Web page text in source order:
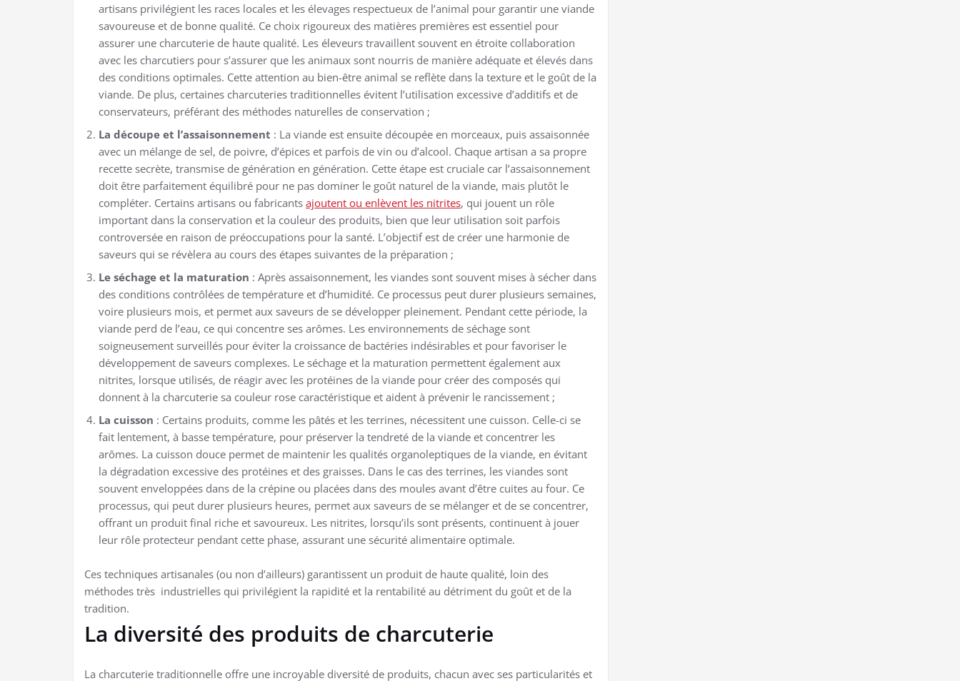
artisans privilégient les races locales et les élevages respectueux de l’animal pour garantir une viande
savoureuse et de bonne qualité. Ce choix rigoureux des matières premières est essentiel pour
assurer une charcuterie de haute qualité. Les éleveurs travaillent souvent en étroite collaboration
avec les charcutiers pour s’assurer que les animaux sont nourris de manière adéquate et élevés dans
des conditions optimales. Cette attention au bien-être animal se reflète dans la texture et le goût de la
viande. De plus, certaines charcuteries traditionnelles évitent l’utilisation excessive d’additifs et de
conservateurs, préférant des méthodes naturelles de conservation ;
La découpe et l’assaisonnement : La viande est ensuite découpée en morceaux, puis assaisonnée
avec un mélange de sel, de poivre, d’épices et parfois de vin ou d’alcool. Chaque artisan a sa propre
recette secrète, transmise de génération en génération. Cette étape est cruciale car l’assaisonnement
doit être parfaitement équilibré pour ne pas dominer le goût naturel de la viande, mais plutôt le
compléter. Certains artisans ou fabricants ajoutent ou enlèvent les nitrites, qui jouent un rôle
important dans la conservation et la couleur des produits, bien que leur utilisation soit parfois
controversée en raison de préoccupations pour la santé. L’objectif est de créer une harmonie de
saveurs qui se révèlera au cours des étapes suivantes de la préparation ;
Le séchage et la maturation : Après assaisonnement, les viandes sont souvent mises à sécher dans
des conditions contrôlées de température et d’humidité. Ce processus peut durer plusieurs semaines,
voire plusieurs mois, et permet aux saveurs de se développer pleinement. Pendant cette période, la
viande perd de l’eau, ce qui concentre ses arômes. Les environnements de séchage sont
soigneusement surveillés pour éviter la croissance de bactéries indésirables et pour favoriser le
développement de saveurs complexes. Le séchage et la maturation permettent également aux
nitrites, lorsque utilisés, de réagir avec les protéines de la viande pour créer des composés qui
donnent à la charcuterie sa couleur rose caractéristique et aident à prévenir le rancissement ;
La cuisson : Certains produits, comme les pâtés et les terrines, nécessitent une cuisson. Celle-ci se
fait lentement, à basse température, pour préserver la tendreté de la viande et concentrer les
arômes. La cuisson douce permet de maintenir les qualités organoleptiques de la viande, en évitant
la dégradation excessive des protéines et des graisses. Dans le cas des terrines, les viandes sont
souvent enveloppées dans de la crépine ou placées dans des moules avant d’être cuites au four. Ce
processus, qui peut durer plusieurs heures, permet aux saveurs de se mélanger et de se concentrer,
offrant un produit final riche et savoureux. Les nitrites, lorsqu’ils sont présents, continuent à jouer
leur rôle protecteur pendant cette phase, assurant une sécurité alimentaire optimale.
Ces techniques artisanales (ou non d’ailleurs) garantissent un produit de haute qualité, loin des
méthodes très industrielles qui privilégient la rapidité et la rentabilité au détriment du goût et de la
tradition.
La diversité des produits de charcuterie
La charcuterie traditionnelle offre une incroyable diversité de produits, chacun avec ses particularités et